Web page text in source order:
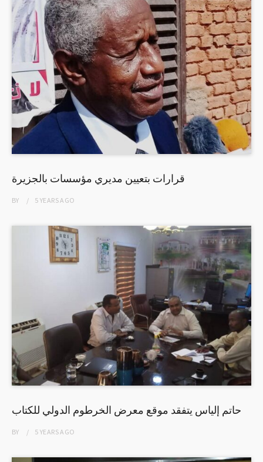
قرارات بتعيين مديري مؤسسات بالجزيرة
BY 5 YEARSAGO
حاتم إلياس يتفقد موقع معرض الخرطوم الدولي للكتاب
BY 5 YEARSAGO